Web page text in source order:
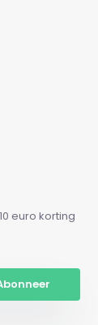
euro korting